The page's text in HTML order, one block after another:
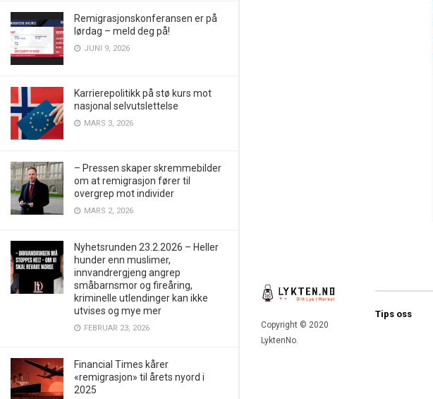
Remigrasjonskonferansen er på
lørdag – meld deg på!
JUNI 9, 2026
Karrierepolitikk på stø kurs mot
nasjonal selvutslettelse
MARS 3, 2026
– Pressen skaper skremmebilder
om at remigrasjon fører til
overgrep mot individer
MARS 2, 2026
Nyhetsrunden 23.2.2026 – Heller
hunder enn muslimer,
innvandrergjeng angrep
småbarnsmor og fireåring,
kriminelle utlendinger kan ikke
utvises og mye mer
FEBRUAR 23, 2026
Financial Times kårer
«remigrasjon» til årets nyord i
2025
Copyright © 2020
LyktenNo.
Tips oss